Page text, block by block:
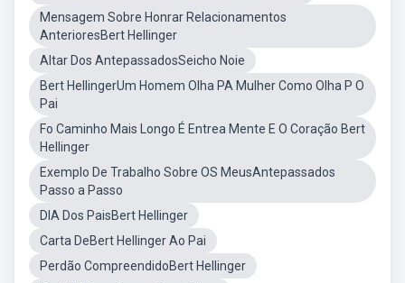
Mensagem Sobre Honrar Relacionamentos
AnterioresBert Hellinger
Altar Dos AntepassadosSeicho Noie
Bert HellingerUm Homem Olha PA Mulher Como Olha P O
Pai
Fo Caminho Mais Longo É Entrea Mente E O Coração Bert
Hellinger
Exemplo De Trabalho Sobre OS MeusAntepassados
Passo a Passo
DIA Dos PaisBert Hellinger
Carta DeBert Hellinger Ao Pai
Perdão CompreendidoBert Hellinger